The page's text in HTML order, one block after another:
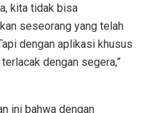
kita tidak bisa
seseorang yang telah
dengan aplikasi khusus
dengan segera,”
ini bahwa dengan